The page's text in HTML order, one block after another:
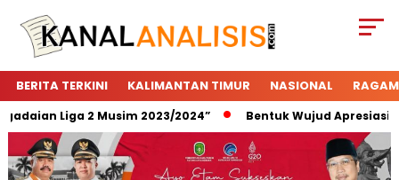
BERITA TERKINI KALIMANTAN TIMUR NASIONAL RAGAM
Liga 2 Musim 2023/2024” Bentuk Wujud Apresiasi